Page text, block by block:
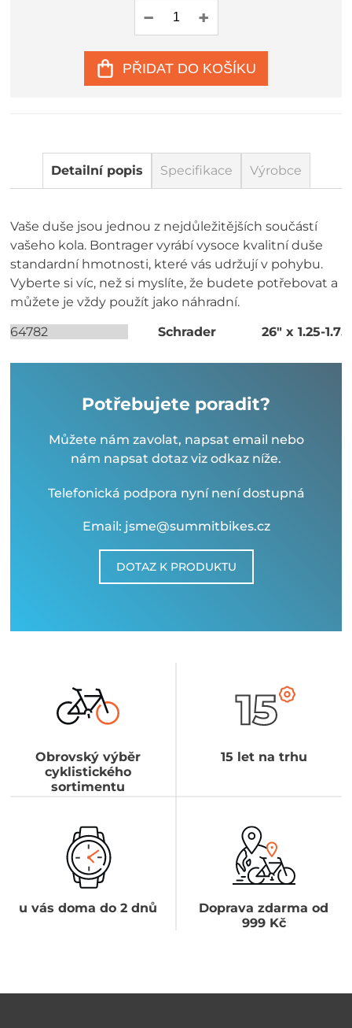
PŘIDAT DO KOŠÍKU
Detailní popis Specifikace Výrobce
Vaše duše jsou jednou z nejdůležitějších součástí
vašeho kola. Bontrager vyrábí vysoce kvalitní duše
standardní hmotnosti, které vás udržují v pohybu.
Vyberte si víc, než si myslíte, že budete potřebovat a
můžete je vždy použít jako náhradní.
64782
Schrader 26" x 1.25-1.75
Potřebujete poradit?
Můžete nám zavolat, napsat email nebo
nám napsat dotaz viz odkaz níže.
Telefonická podpora nyní není dostupná
Email: jsme@summitbikes.cz
DOTAZ K PRODUKTU
Obrovský výběr
cyklistického
sortimentu
15 let na trhu
u vás doma do 2 dnů
Doprava zdarma od
999 Kč